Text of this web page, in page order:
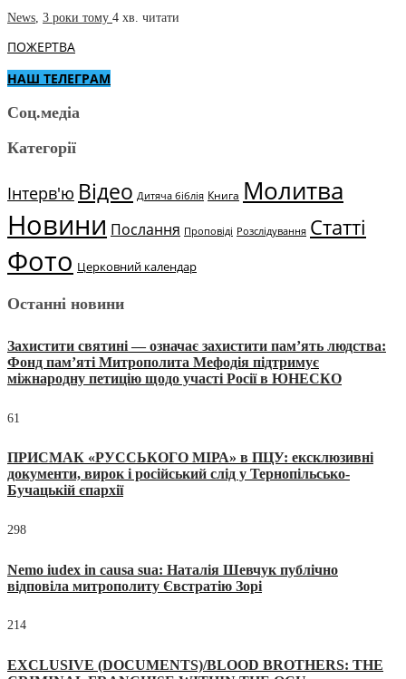
News, 3 роки тому 4 хв. читати
ПОЖЕРТВА
НАШ ТЕЛЕГРАМ
Соц.медіа
Категорії
Інтерв'ю Відео Дитяча біблія Книга Молитва
Новини Послання Проповіді Розслідування Статті
Фото Церковний календар
Останні новини
Захистити святині — означає захистити пам’ять людства:
Фонд пам’яті Митрополита Мефодія підтримує
міжнародну петицію щодо участі Росії в ЮНЕСКО
61
ПРИСМАК «РУССЬКОГО МІРА» в ПЦУ: ексклюзивні
документи, вирок і російський слід у Тернопільсько-
Бучацькій єпархії
298
Nemo iudex in causa sua: Наталія Шевчук публічно
відповіла митрополиту Євстратію Зорі
214
EXCLUSIVE (DOCUMENTS)/BLOOD BROTHERS: THE